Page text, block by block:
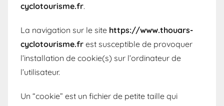
cyclotourisme.fr.
La navigation sur le site https://www.thouars-
cyclotourisme.fr est susceptible de provoquer
l’installation de cookie(s) sur l’ordinateur de
l’utilisateur.
Un “cookie” est un fichier de petite taille qui